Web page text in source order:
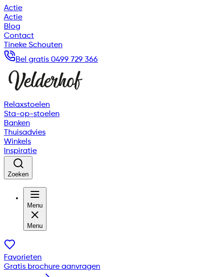
Actie
Actie
Blog
Contact
Tineke Schouten
Bel gratis 0499 729 366
Relaxstoelen
Sta-op-stoelen
Banken
Thuisadvies
Winkels
Inspiratie
Zoeken
Menu
Menu
Favorieten
Gratis brochure aanvragen